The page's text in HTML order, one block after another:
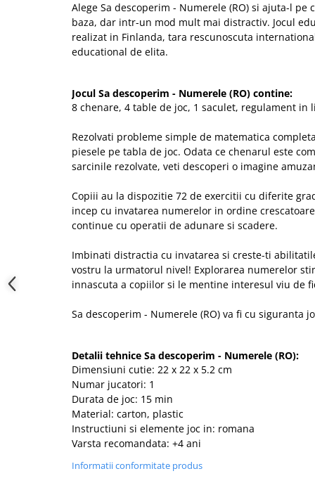
Alege Sa descoperim - Numerele (RO) si ajuta-l pe
baza, dar intr-un mod mult mai distractiv. Jocul
realizat in Finlanda, tara rescunoscuta
educational de elita.
Jocul Sa descoperim - Numerele (RO) contine:
8 chenare, 4 table de joc, 1 saculet, regulament in
Rezolvati probleme simple de matematica
piesele pe tabla de joc. Odata ce chenarul este
sarcinile rezolvate, veti descoperi o imagine
Copiii au la dispozitie 72 de exercitii cu diferite
incep cu invatarea numerelor in ordine
continue cu operatii de adunare si scadere.
Imbinati distractia cu invatarea si creste-ti
vostru la urmatorul nivel! Explorarea numerelor
innascuta a copiilor si le mentine interesul viu de
Sa descoperim - Numerele (RO) va fi cu siguranta
Detalii tehnice Sa descoperim - Numerele (RO):
Dimensiuni cutie: 22 x 22 x 5.2 cm
Numar jucatori: 1
Durata de joc: 15 min
Material: carton, plastic
Instructiuni si elemente joc in: romana
Varsta recomandata: +4 ani
Informatii conformitate produs